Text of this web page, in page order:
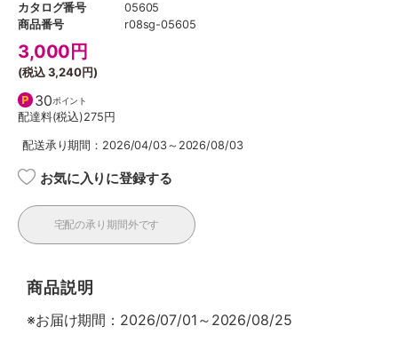
カタログ番号
05605
商品番号
r08sg-05605
3,000 円
(税込3,240円)
30ポイント
配達料(税込)275円
配送承り期間：2026/04/03～2026/08/03
お気に入りに登録する
宅配の承り期間外です
商品説明
※お届け期間：2026/07/01～2026/08/25